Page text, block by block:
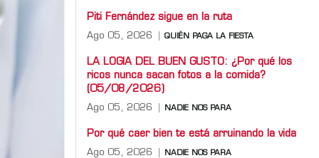
Piti Fernández sigue en la ruta
Ago 05, 2026 QUIÉN PAGA LA FIESTA
LA LOGIA DEL BUEN GUSTO: ¿Por qué los
ricos nunca sacan fotos a la comida?
(05/08/2026)
Ago 05, 2026 NADIE NOS PARA
Por qué caer bien te está arruinando la vida
Ago 05, 2026 NADIE NOS PARA